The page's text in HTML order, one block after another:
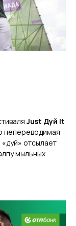
Just Дуй It
непереводимая
отсылает
мыльных